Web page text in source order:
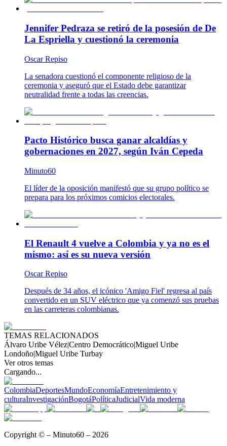
Jennifer Pedraza se retiró de la posesión de De
La Espriella y cuestionó la ceremonia
Oscar Repiso
La senadora cuestionó el componente religioso de la
ceremonia y aseguró que el Estado debe garantizar
neutralidad frente a todas las creencias.
Pacto Histórico busca ganar alcaldías y
gobernaciones en 2027, según Iván Cepeda
Minuto60
El líder de la oposición manifestó que su grupo político se
prepara para los próximos comicios electorales.
El Renault 4 vuelve a Colombia y ya no es el
mismo: así es su nueva versión
Oscar Repiso
Después de 34 años, el icónico 'Amigo Fiel' regresa al país
convertido en un SUV eléctrico que ya comenzó sus pruebas
en las carreteras colombianas.
TEMAS RELACIONADOS
Álvaro Uribe Vélez|Centro Democrático|Miguel Uribe
Londoño|Miguel Uribe Turbay
Ver otros temas
Cargando...
ColombiaDeportesMundoEconomíaEntretenimiento y
culturaInvestigaciónBogotáPolíticaJudicialVida moderna
Copyright © – Minuto60 – 2026